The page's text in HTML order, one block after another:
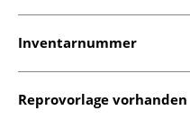
Inventarnummer
Reprovorlage vorhanden